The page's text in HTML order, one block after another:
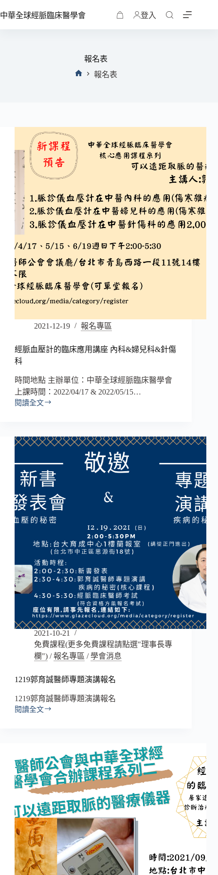
中華全球經脈臨床醫學會 登入
報名表
報名表
2021-12-19 報名專區
經脈血壓計的臨床應用講座 內科&婦兒科&針傷
科
時間地點 主辦單位：中華全球經脈臨床醫學會
上課時間：2022/04/17 & 2022/05/15…
閱讀全文
2021-10-21
免費課程(更多免費課程請點選"理事長專
欄") /報名專區 /學會消息
1219郭育誠醫師專題演講報名
1219郭育誠醫師專題演講報名
閱讀全文